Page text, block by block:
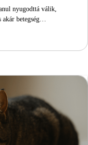
nyugodttá válik,
betegség…